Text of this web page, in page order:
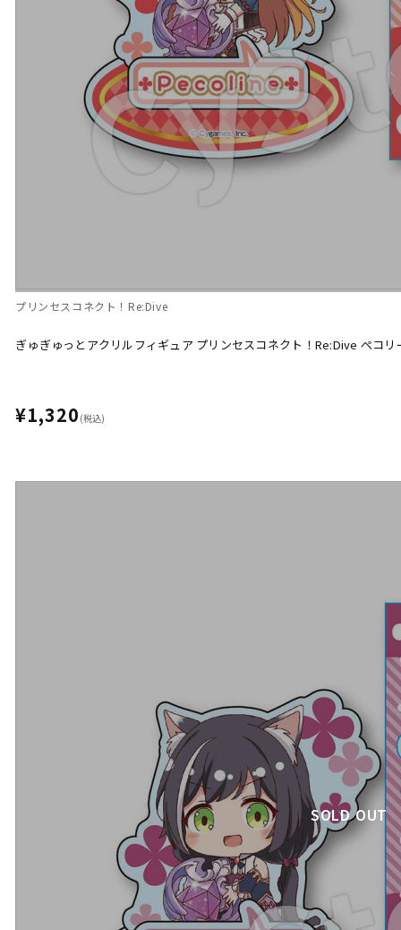
プリンセスコネクト！Re:Dive
ぎゅぎゅっとアクリルフィギュア プリンセスコネクト！Re:Dive ぺコリ
¥1,320 (税込)
SOLD OUT